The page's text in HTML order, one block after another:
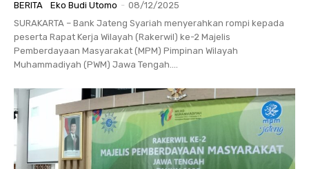
BERITA Eko Budi Utomo - 08/12/2025
SURAKARTA – Bank Jateng Syariah menyerahkan rompi kepada
peserta Rapat Kerja Wilayah (Rakerwil) ke-2 Majelis
Pemberdayaan Masyarakat (MPM) Pimpinan Wilayah
Muhammadiyah (PWM) Jawa Tengah....